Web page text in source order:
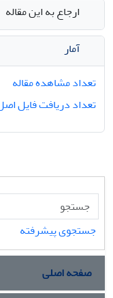
ارجاع به این مقاله
آمار
تعداد مشاهده مقاله
تعداد دریافت فایل
جستجوی پیشرفته
صفحه اصلی